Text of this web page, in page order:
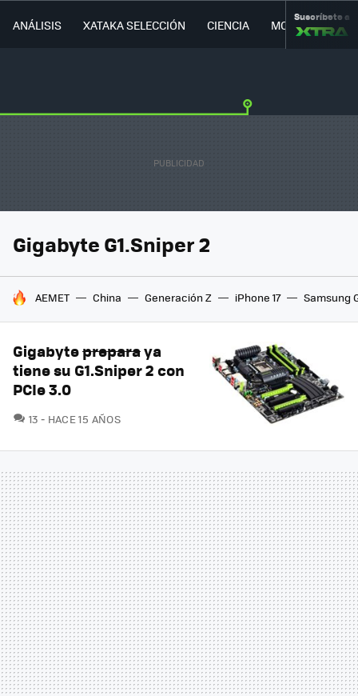
ANÁLISIS XATAKA SELECCIÓN CIENCIA MOVILIDAD
Suscríbete a
Gigabyte G1.Sniper 2
HOY SE HABLA DE
AEMET China Generación Z iPhone 17 Samsung
Gigabytepreparaya
tiene su G1.Sniper 2 con
PCIe 3.0
13 COMENTARIOS
HACE 15 AÑOS